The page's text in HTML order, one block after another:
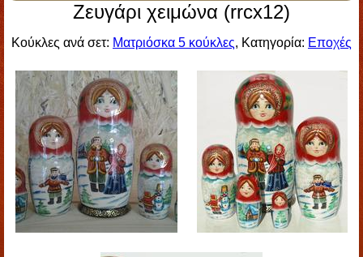
Ζευγάρι χειμώνα (rrcx12)
Κούκλες ανά σετ: Ματριόσκα 5 κούκλες, Κατηγορία: Εποχές